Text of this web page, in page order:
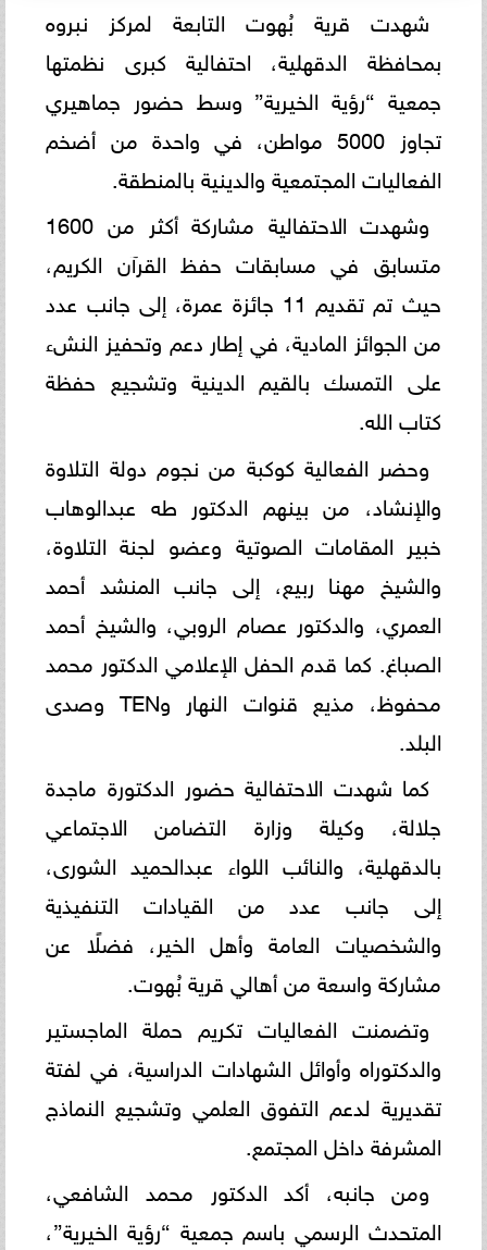
شهدت قرية بُهوت التابعة لمركز نبروه
بمحافظة الدقهلية، احتفالية كبرى نظمتها
جمعية “رؤية الخيرية” وسط حضور جماهيري
تجاوز 5000 مواطن، في واحدة من أضخم
الفعاليات المجتمعية والدينية بالمنطقة.
وشهدت الاحتفالية مشاركة أكثر من 1600
متسابق في مسابقات حفظ القرآن الكريم،
حيث تم تقديم 11 جائزة عمرة، إلى جانب عدد
من الجوائز المادية، في إطار دعم وتحفيز النشء
على التمسك بالقيم الدينية وتشجيع حفظة
كتاب الله.
وحضر الفعالية كوكبة من نجوم دولة التلاوة
والإنشاد، من بينهم الدكتور طه عبدالوهاب
خبير المقامات الصوتية وعضو لجنة التلاوة،
والشيخ مهنا ربيع، إلى جانب المنشد أحمد
العمري، والدكتور عصام الروبي، والشيخ أحمد
الصباغ. كما قدم الحفل الإعلامي الدكتور محمد
محفوظ، مذيع قنوات النهار وTEN وصدى
البلد.
كما شهدت الاحتفالية حضور الدكتورة ماجدة
جلالة، وكيلة وزارة التضامن الاجتماعي
بالدقهلية، والنائب اللواء عبدالحميد الشورى،
إلى جانب عدد من القيادات التنفيذية
والشخصيات العامة وأهل الخير، فضلًا عن
مشاركة واسعة من أهالي قرية بُهوت.
وتضمنت الفعاليات تكريم حملة الماجستير
والدكتوراه وأوائل الشهادات الدراسية، في لفتة
تقديرية لدعم التفوق العلمي وتشجيع النماذج
المشرفة داخل المجتمع.
ومن جانبه، أكد الدكتور محمد الشافعي،
المتحدث الرسمي باسم جمعية “رؤية الخيرية”،